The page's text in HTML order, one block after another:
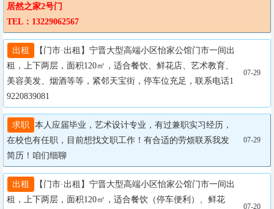
居然之家2号门
TEL：13229062567
出租
【门市·出租】宁晋大型高端小区怡家公馆门市一间出
租，上下两层，面积120㎡，适合餐饮、鲜花店、艺术教育、
美容美发、烟酒等等，紧邻天宝街，停车位充足，联系电话1
9220839081
07-29
求职
本人应届毕业，艺术设计专业，有过兼职实习经历，
在校也有任职，目前想找文职工作！有合适的劳烦联系我发
简历！咱们细聊
07-29
出租
【门市·出租】宁晋大型高端小区怡家公馆门市一间出
租，上下两层，面积120㎡，适合餐饮（停车便利）、鲜花
07-20